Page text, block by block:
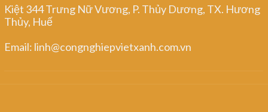
Kiệt 344 Trưng Nữ Vương, P. Thủy Dương, TX. Hương
Thủy, Huế
Email: linh@congnghiepvietxanh.com.vn